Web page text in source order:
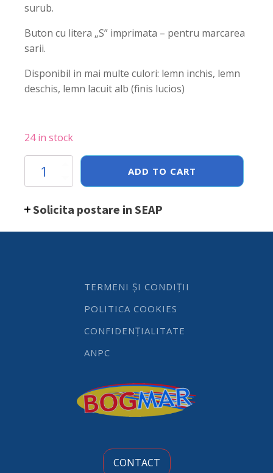
surub.
Buton cu litera „S” imprimata – pentru marcarea
sarii.
Disponibil in mai multe culori: lemn inchis, lemn
deschis, lemn lacuit alb (finis lucios)
24 in stock
Rasnita
pentru
sare
alb,
ADD TO CART
Solicita postare in SEAP
TERMENI ȘI CONDIȚII
POLITICA COOKIES
CONFIDENȚIALITATE
ANPC
CONTACT